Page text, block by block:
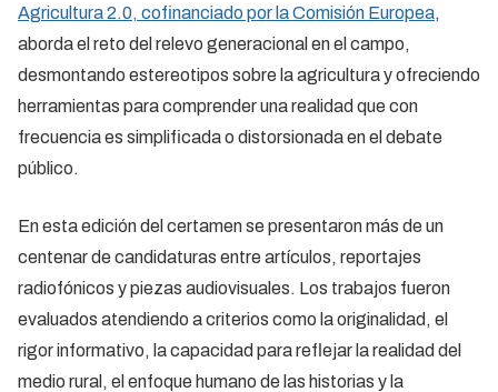
Agricultura 2.0, cofinanciado por la Comisión Europea,
aborda el reto del relevo generacional en el campo,
desmontando estereotipos sobre la agricultura y ofreciendo
herramientas para comprender una realidad que con
frecuencia es simplificada o distorsionada en el debate
público.
En esta edición del certamen se presentaron más de un
centenar de candidaturas entre artículos, reportajes
radiofónicos y piezas audiovisuales. Los trabajos fueron
evaluados atendiendo a criterios como la originalidad, el
rigor informativo, la capacidad para reflejar la realidad del
medio rural, el enfoque humano de las historias y la